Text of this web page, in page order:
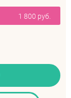
1 800 руб.